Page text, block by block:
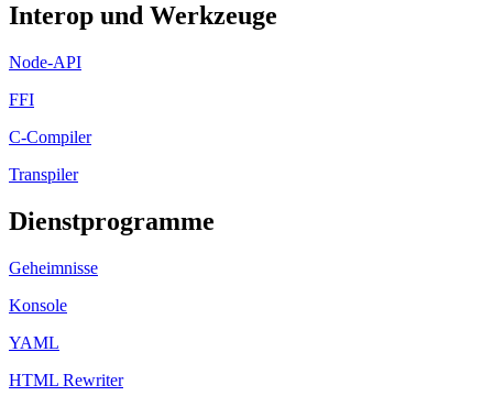
Interop und Werkzeuge
Node-API
FFI
C-Compiler
Transpiler
Dienstprogramme
Geheimnisse
Konsole
YAML
HTML Rewriter